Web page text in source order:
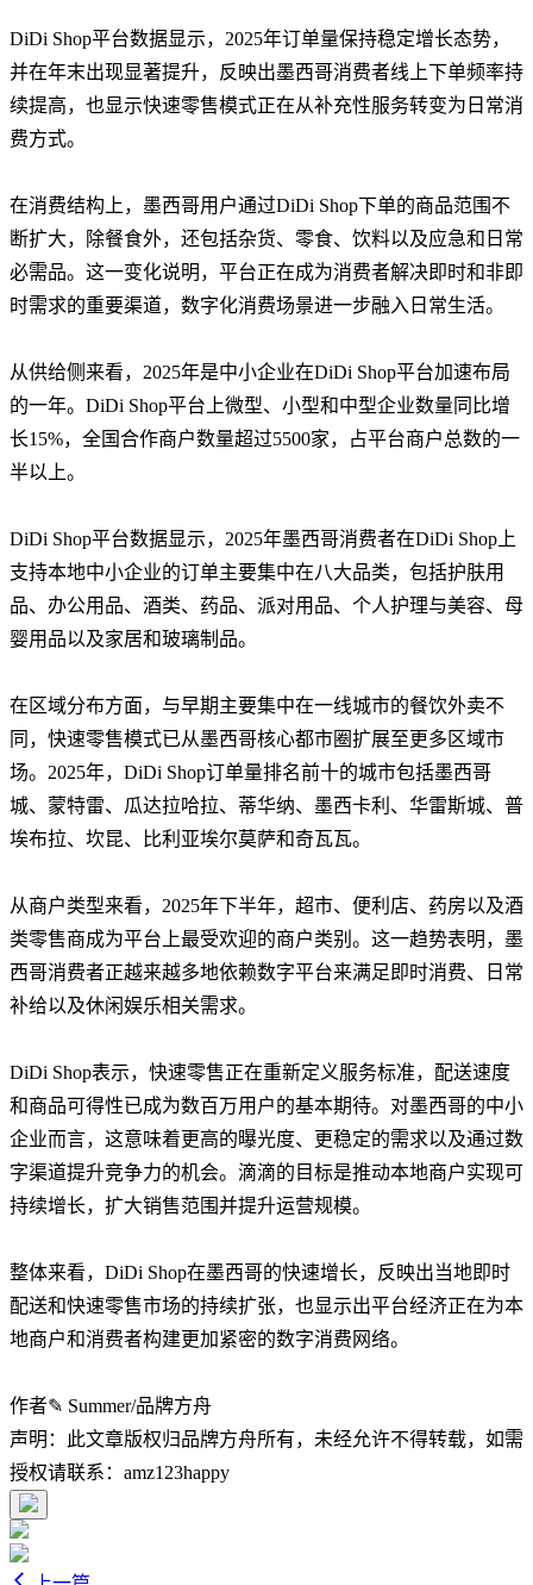
DiDi Shop平台数据显示，2025年订单量保持稳定增长态势，
并在年末出现显著提升，反映出墨西哥消费者线上下单频率持
续提高，也显示快速零售模式正在从补充性服务转变为日常消
费方式。
在消费结构上，墨西哥用户通过DiDi Shop下单的商品范围不
断扩大，除餐食外，还包括杂货、零食、饮料以及应急和日常
必需品。这一变化说明，平台正在成为消费者解决即时和非即
时需求的重要渠道，数字化消费场景进一步融入日常生活。
从供给侧来看，2025年是中小企业在DiDi Shop平台加速布局
的一年。DiDi Shop平台上微型、小型和中型企业数量同比增
长15%，全国合作商户数量超过5500家，占平台商户总数的一
半以上。
DiDi Shop平台数据显示，2025年墨西哥消费者在DiDi Shop上
支持本地中小企业的订单主要集中在八大品类，包括护肤用
品、办公用品、酒类、药品、派对用品、个人护理与美容、母
婴用品以及家居和玻璃制品。
在区域分布方面，与早期主要集中在一线城市的餐饮外卖不
同，快速零售模式已从墨西哥核心都市圈扩展至更多区域市
场。2025年，DiDi Shop订单量排名前十的城市包括墨西哥
城、蒙特雷、瓜达拉哈拉、蒂华纳、墨西卡利、华雷斯城、普
埃布拉、坎昆、比利亚埃尔莫萨和奇瓦瓦。
从商户类型来看，2025年下半年，超市、便利店、药房以及酒
类零售商成为平台上最受欢迎的商户类别。这一趋势表明，墨
西哥消费者正越来越多地依赖数字平台来满足即时消费、日常
补给以及休闲娱乐相关需求。
DiDi Shop表示，快速零售正在重新定义服务标准，配送速度
和商品可得性已成为数百万用户的基本期待。对墨西哥的中小
企业而言，这意味着更高的曝光度、更稳定的需求以及通过数
字渠道提升竞争力的机会。滴滴的目标是推动本地商户实现可
持续增长，扩大销售范围并提升运营规模。
整体来看，DiDi Shop在墨西哥的快速增长，反映出当地即时
配送和快速零售市场的持续扩张，也显示出平台经济正在为本
地商户和消费者构建更加紧密的数字消费网络。
作者✎ Summer/品牌方舟
声明：此文章版权归品牌方舟所有，未经允许不得转载，如需
授权请联系：amz123happy